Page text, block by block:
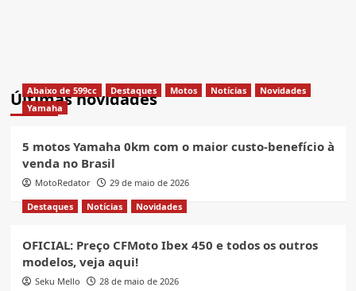
Últimas novidades
Abaixo de 599cc Destaques Motos Notícias
Novidades
Yamaha
5 motos Yamaha 0km com o maior custo-benefício à
venda no Brasil
MotoRedator
29 de maio de 2026
Destaques
Notícias Novidades
OFICIAL: Preço CFMoto Ibex 450 e todos os outros
modelos, veja aqui!
Seku Mello
28 de maio de 2026